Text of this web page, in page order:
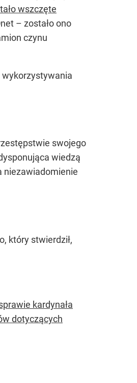
wszczęte
– zostało ono
czynu
wykorzystywania
swojego
wiedzą
niezawiadomienie
który stwierdził,
kardynała
dotyczących